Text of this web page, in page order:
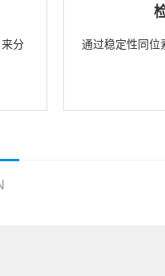
分
通过稳定性同位